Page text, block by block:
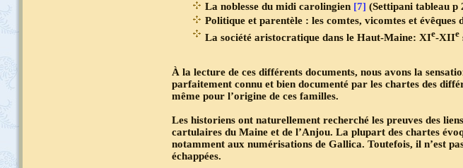
La noblesse du midi carolingien [7] (Settipani tableau p
Politique et parentèle : les comtes, vicomtes et
La société aristocratique dans le Haut-Maine: XIe-XIIe
À la lecture de ces différents documents, nous avons la
parfaitement connu et bien documenté par les chartes des
même pour l’origine de ces familles.
Les historiens ont naturellement recherché les preuves des
cartulaires du Maine et de l’Anjou. La plupart des chartes
notamment aux numérisations de Gallica. Toutefois, il n’est
échappées.